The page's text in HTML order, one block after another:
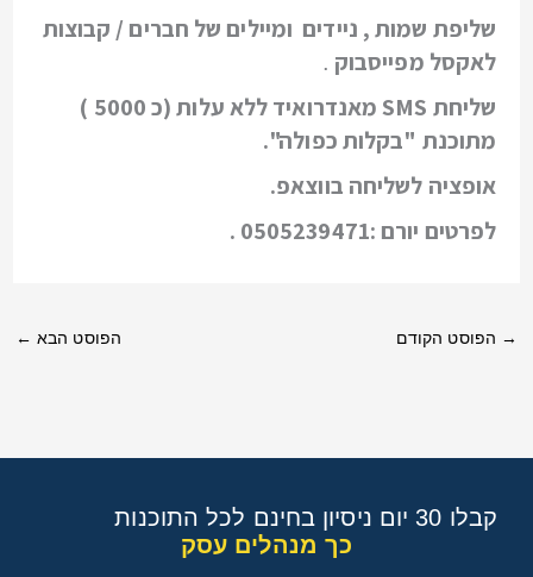
שליפת שמות , ניידים ומיילים של חברים / קבוצות
לאקסל מפייסבוק.
שליחתSMS
מאנדרואיד ללא עלות (כ 5000 )
מתוכנת "בקלות כפולה".
אופציה לשליחה בווצאפ.
לפרטים יורם :0505239471 .
הפוסט הקודם הפוסט הבא←
קבלו 30 יום ניסיון בחינם לכל התוכנות
כך מנהלים עסק